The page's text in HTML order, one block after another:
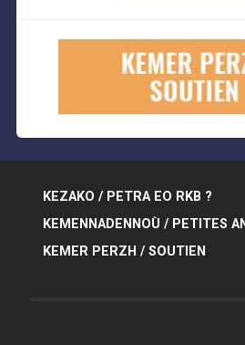
KEZAKO / PETRA EO RKB ?
KEMENNADENNOÙ / PETITES
KEMER PERZH / SOUTIEN